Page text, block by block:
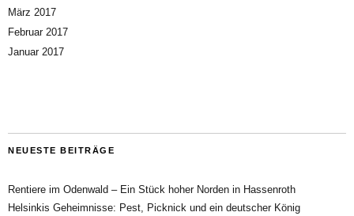
März 2017
Februar 2017
Januar 2017
NEUESTE BEITRÄGE
Rentiere im Odenwald – Ein Stück hoher Norden in Hassenroth
Helsinkis Geheimnisse: Pest, Picknick und ein deutscher König